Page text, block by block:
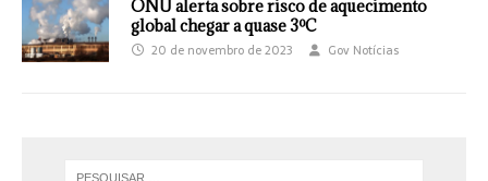
ONU alerta sobre risco de aquecimento
global chegar a quase 3ºC
20 de novembro de 2023 Gov Notícias